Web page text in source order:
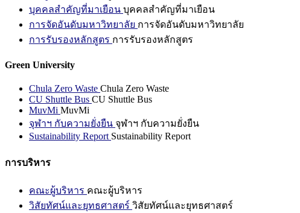
บุคคลสำคัญที่มาเยือน บุคคลสำคัญที่มาเยือน
การจัดอันดับมหาวิทยาลัย การจัดอันดับมหาวิทยาลัย
การรับรองหลักสูตร การรับรองหลักสูตร
Green University
Chula Zero Waste Chula Zero Waste
CU Shuttle Bus CU Shuttle Bus
MuvMi MuvMi
จุฬาฯ กับความยั่งยืน จุฬาฯ กับความยั่งยืน
Sustainability Report Sustainability Report
การบริหาร
คณะผู้บริหาร คณะผู้บริหาร
วิสัยทัศน์และยุทธศาสตร์ วิสัยทัศน์และยุทธศาสตร์